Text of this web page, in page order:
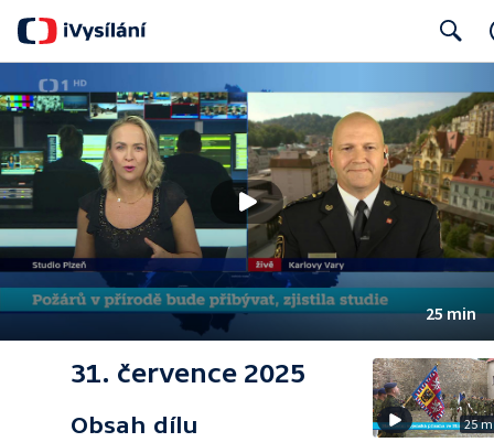
25 min
31. července 2025
Obsah dílu
25